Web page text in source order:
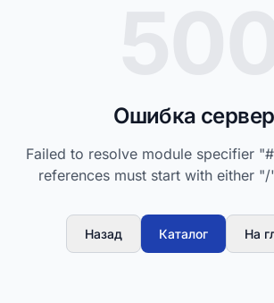
Ошибка
Failed to resolve module specifier
references must start with either
Назад Каталог На